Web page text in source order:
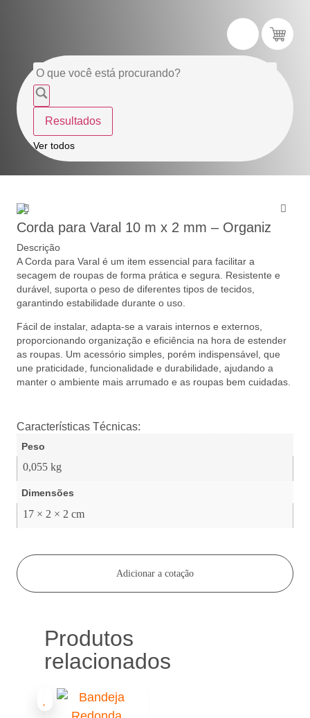
Resultados
Ver todos
Corda para Varal 10 m x 2 mm – Organiz
Descrição
A Corda para Varal é um item essencial para facilitar a
secagem de roupas de forma prática e segura. Resistente e
durável, suporta o peso de diferentes tipos de tecidos,
garantindo estabilidade durante o uso.
Fácil de instalar, adapta-se a varais internos e externos,
proporcionando organização e eficiência na hora de estender
as roupas. Um acessório simples, porém indispensável, que
une praticidade, funcionalidade e durabilidade, ajudando a
manter o ambiente mais arrumado e as roupas bem cuidadas.
Características Técnicas:
Peso
0,055 kg
Dimensões
17 × 2 × 2 cm
Adicionar a cotação
Produtos
relacionados